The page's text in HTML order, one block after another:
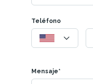
Teléfono
Mensaje*